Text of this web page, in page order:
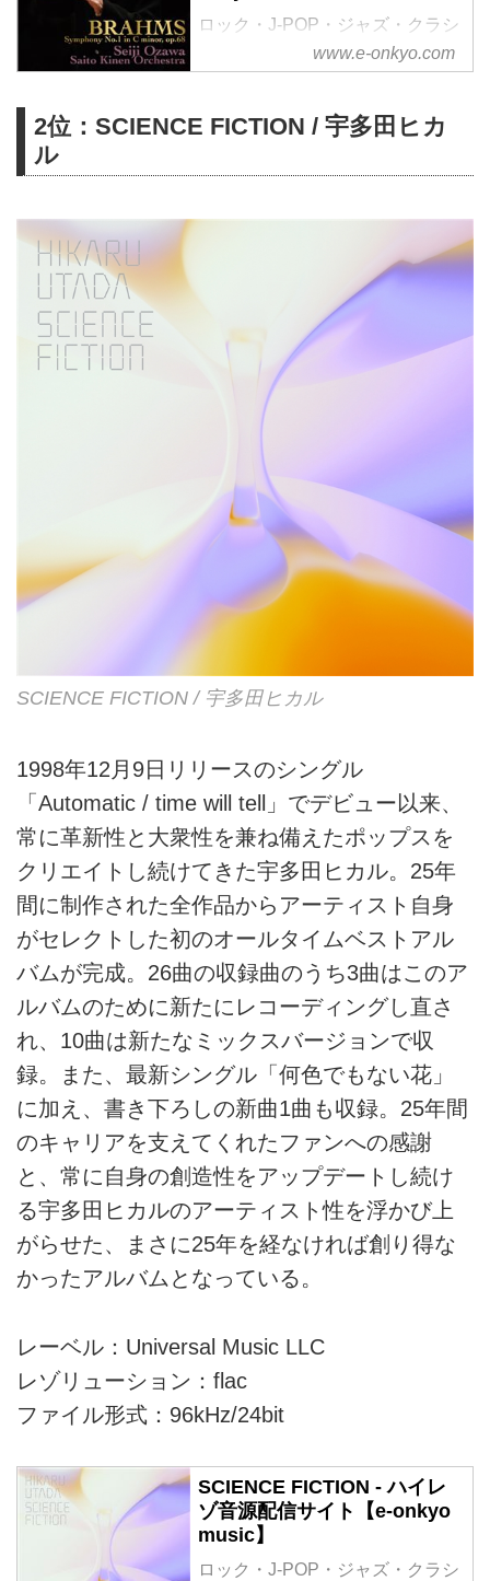
ロック・J-POP・ジャズ・クラシ
ック・アニソン・エレクトロ。
様々なジャンルをハイレゾで配信
ォーマット選択も可能。ハイレゾ
www.e-onkyo.com
2位：SCIENCE FICTION / 宇多田ヒカ
ル
SCIENCE FICTION / 宇多田ヒカル
1998年12月9日リリースのシングル
「Automatic / time will tell」でデビュー以来、
常に革新性と大衆性を兼ね備えたポップスを
クリエイトし続けてきた宇多田ヒカル。25年
間に制作された全作品からアーティスト自身
がセレクトした初のオールタイムベストアル
バムが完成。26曲の収録曲のうち3曲はこのア
ルバムのために新たにレコーディングし直さ
れ、10曲は新たなミックスバージョンで収
録。また、最新シングル「何色でもない花」
に加え、書き下ろしの新曲1曲も収録。25年間
のキャリアを支えてくれたファンへの感謝
と、常に自身の創造性をアップデートし続け
る宇多田ヒカルのアーティスト性を浮かび上
がらせた、まさに25年を経なければ創り得な
かったアルバムとなっている。
レーベル：Universal Music LLC
レゾリューション：flac
ファイル形式：96kHz/24bit
SCIENCE FICTION - ハイレ
ゾ音源配信サイト【e-onkyo
music】
ロック・J-POP・ジャズ・クラシ